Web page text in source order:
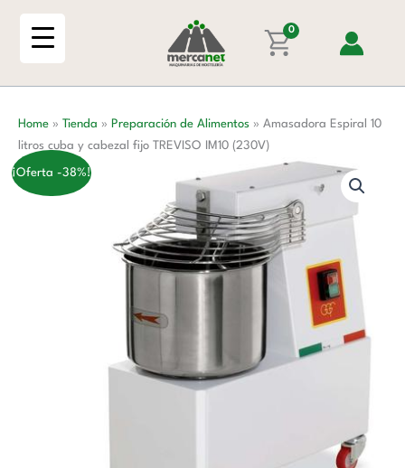
0
Home » Tienda » Preparación de Alimentos » Amasadora Espiral 10
litros cuba y cabezal fijo TREVISO IM10 (230V)
¡Oferta -38%!
cuba
y
cabezal
TREVISO
IM10
(230V)
cantidad